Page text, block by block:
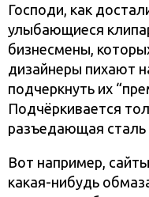
Господи, как
улыбающиеся
бизнесмены,
дизайнеры пихают
подчеркнуть их
Подчёркивается
разъедающая сталь
Вот например,
какая-нибудь